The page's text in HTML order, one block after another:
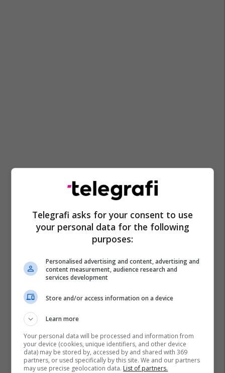
Tesla Tesla Model S Tesla Model X
Telegrafi asks for your consent to use
your personal data for the following
purposes:
Personalised advertising and content, advertising and
content measurement, audience research and
services development
Store and/or access information on a device
Learn more
Your personal data will be processed and information from
your device (cookies, unique identifiers, and other device
data) may be stored by, accessed by and shared with 369
partners, or used specifically by this site. We and our partners
may use precise geolocation data. List of partners.